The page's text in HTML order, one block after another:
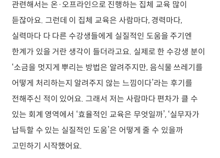
관련해서는 온·오프라인으로 진행하는 집체 교육 많이
듣잖아요. 그런데 이 집체 교육은 사람마다, 경력마다,
실력마다 다 다른 수강생들에게 실질적인 도움을 주기엔
한계가 있을 거란 생각이 들더라고요. 실제로 한 수강생 분이
‘소금을 멋지게 뿌리는 방법은 알려주지만, 음식물 쓰레기를
어떻게 처리하는지 알려주지 않는 느낌이다’라는 후기를
전해주신 적이 있어요. 그래서 저는 사람마다 편차가 클 수
있는 회계 영역에서 ‘효율적인 교육은 무엇일까’, ‘실무자가
납득할 수 있는 실질적인 도움’은 어떻게 줄 수 있을까
고민하기 시작했어요.